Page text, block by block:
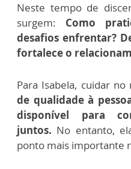
Neste tempo de
surgem: Como
desafios enfrentar?
fortalece o
Para Isabela, cuidar
de qualidade à
disponível para
juntos. No entanto,
ponto mais importante